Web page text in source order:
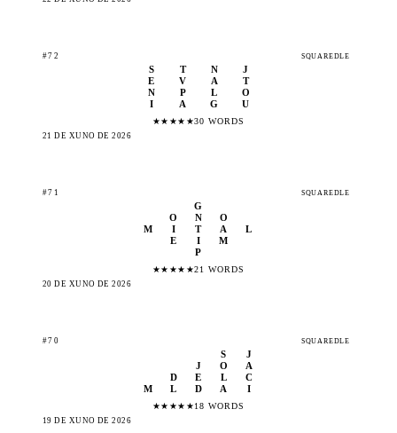
#72 SQUAREDLE
S T N
J
E
V A
T
N
P L
O
I
A G U
★★ ★★ ★30 WORDS
21 DE XUÑO DE 2026
#71 SQUAREDLE
G
O
N
O
M
I T A
L
E
I
M
P
★★ ★★ ★21 WORDS
20 DE XUÑO DE 2026
#70 SQUAREDLE
S
J
J
O
A
D
E L
C
M
L D A I
★★ ★★ ★18 WORDS
19 DE XUÑO DE 2026